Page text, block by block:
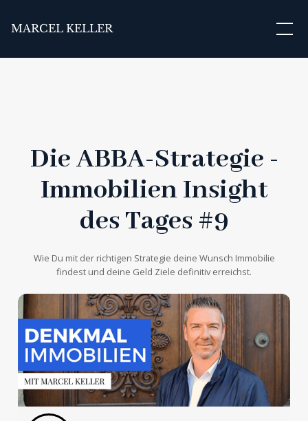
MARCEL KELLER
Die ABBA-Strategie -
Immobilien Insight
des Tages #9
Wie Du mit der richtigen Strategie deine Wunsch Immobilie
findest und deine Geld Ziele definitiv erreichst.